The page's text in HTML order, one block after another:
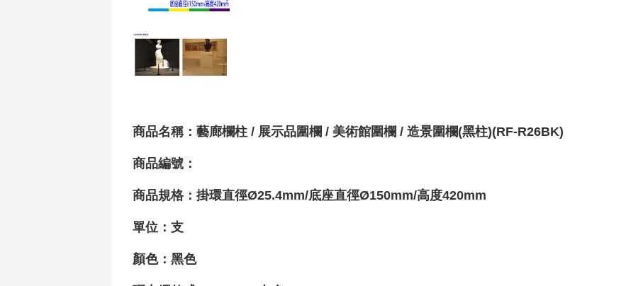
商品名稱：藝廊欄柱 / 展示品圍欄 / 美術館圍欄 / 造景圍欄(黑柱)(RF-R26BK)
商品編號：
商品規格：掛環直徑Ø25.4mm/底座直徑Ø150mm/高度420mm
單位：支
顏色：黑色